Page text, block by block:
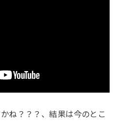
ね？？？、結果は今のとこ